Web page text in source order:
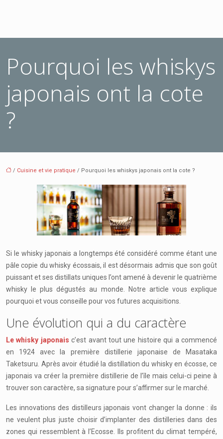
Pourquoi les whiskys
japonais ont la cote
?
/ Cuisine et vie pratique / Pourquoi les whiskys japonais ont la cote ?
Si le whisky japonais a longtemps été considéré comme étant une
pâle copie du whisky écossais, il est désormais admis que son goût
puissant et ses distillats uniques l’ont amené à devenir le quatrième
whisky le plus dégustés au monde. Notre article vous explique
pourquoi et vous conseille pour vos futures acquisitions.
Une évolution qui a du caractère
Le whisky japonais c’est avant tout une histoire qui a commencé
en 1924 avec la première distillerie japonaise de Masataka
Taketsuru. Après avoir étudié la distillation du whisky en écosse, ce
japonais va créer la première distillerie de l’île mais celui-ci peine à
trouver son caractère, sa signature pour s’affirmer sur le marché.
Les innovations des distilleurs japonais vont changer la donne : ils
ne veulent plus juste choisir d’implanter des distilleries dans des
zones qui ressemblent à l’Ecosse. Ils profitent du climat tempéré,